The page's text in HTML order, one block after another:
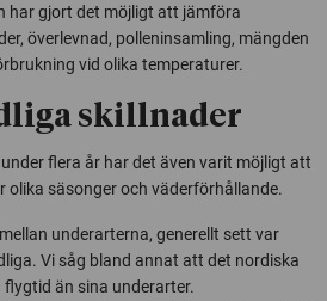
har gjort det möjligt att jämföra
överlevnad, polleninsamling, mängden
vid olika temperaturer.
skillnader
flera år har det även varit möjligt att
olika säsonger och väderförhållande.
underarterna, generellt sett var
Vi såg bland annat att det nordiska
än sina underarter.